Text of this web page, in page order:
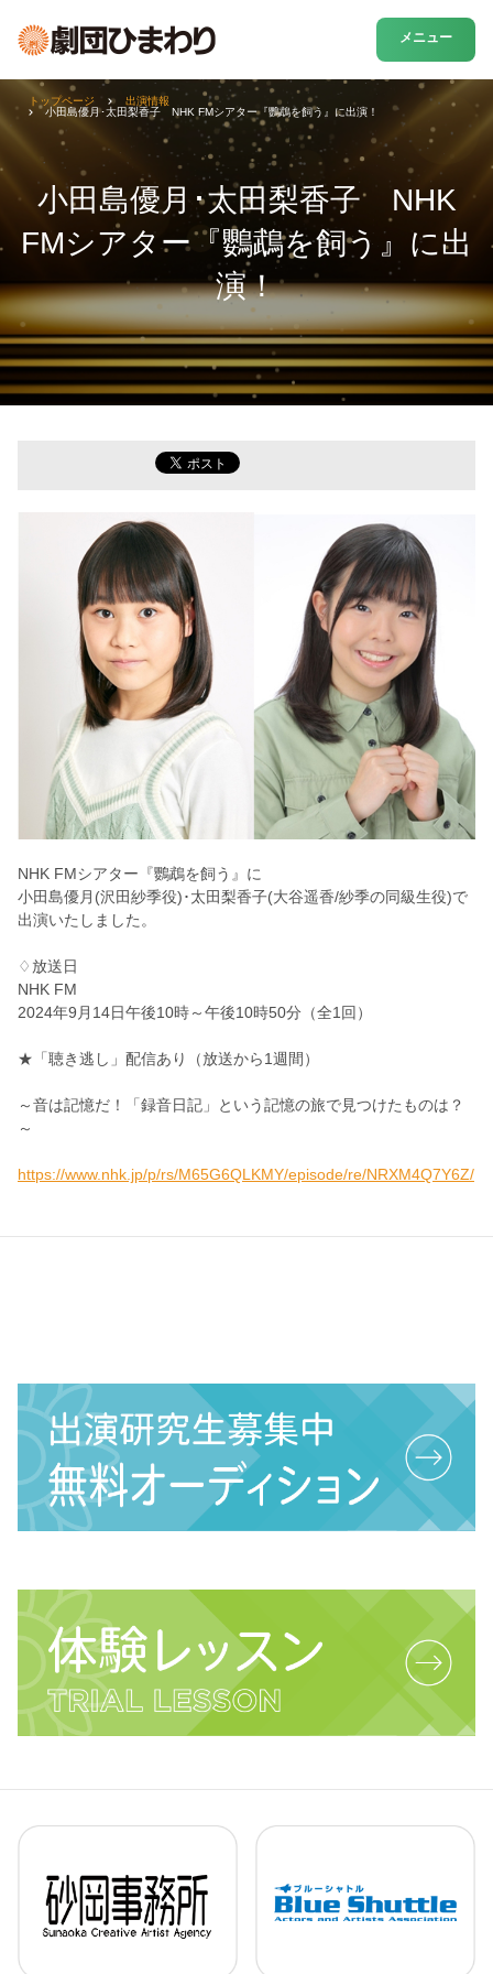
メニュー
小田島優月･太田梨香子 NHK
FMシアター『鸚鵡を飼う』に出
演！
トップページ
出演情報
小田島優月･太田梨香子 NHK FMシアター『鸚鵡を飼う』に出演！
NHK FMシアター『鸚鵡を飼う』に
小田島優月(沢田紗季役)･太田梨香子(大谷遥香/紗季の同級生役)で
出演いたしました。
♢放送日
NHK FM
2024年9月14日午後10時～午後10時50分（全1回）
★「聴き逃し」配信あり（放送から1週間）
～音は記憶だ！「録音日記」という記憶の旅で見つけたものは？
～
https://www.nhk.jp/p/rs/M65G6QLKMY/episode/re/NRXM4Q7Y6Z/